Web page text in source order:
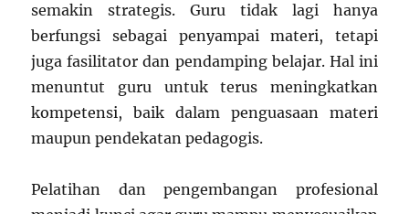
semakin strategis. Guru tidak lagi hanya
berfungsi sebagai penyampai materi, tetapi
juga fasilitator dan pendamping belajar. Hal ini
menuntut guru untuk terus meningkatkan
kompetensi, baik dalam penguasaan materi
maupun pendekatan pedagogis.
Pelatihan dan pengembangan profesional